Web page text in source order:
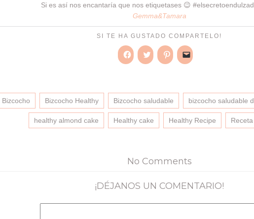
Si es así nos encantaría que nos etiquetases 😉
Gemma&Tamara
SI TE HA GUSTADO COMPARTELO!
Haz
Facebook
(Se
abre
en
una
ventana
Haz
Twitter
(Se
abre
en
una
ventana
Haz
Pinterest
(Se
abre
en
una
ventana
Haz
enlace
por
correo
electrónico
a
un
una
ventana
Bizcocho Bizcocho Healthy Bizcocho saludable bizcocho saludable
healthy almond cake Healthy cake Healthy Recipe
No Comments
¡DÉJANOS UN COMENTARIO!